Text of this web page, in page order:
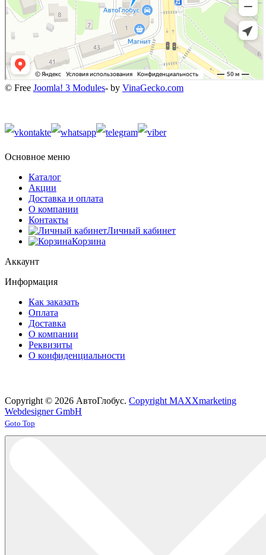
© Free Joomla! 3 Modules- by VinaGecko.com
Основное меню
Каталог
Акции
Доставка и оплата
О компании
Контакты
Личный кабинет
Корзина
Аккаунт
Информация
Как заказать
Оплата
Доставка
О компании
Реквизиты
О конфиденциальности
Copyright © 2026 АвтоГлобус. Copyright MAXXmarketing
Webdesigner GmbH
Joomla! 3 Templates
Goto Top